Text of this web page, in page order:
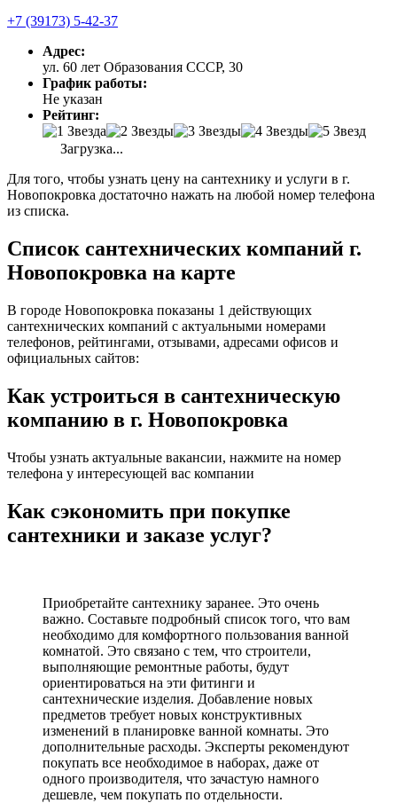
+7 (39173) 5-42-37
Адрес:
ул. 60 лет Образования СССР, 30
График работы:
Не указан
Рейтинг:
Загрузка...
Для того, чтобы узнать цену на сантехнику и услуги в г.
Новопокровка достаточно нажать на любой номер телефона
из списка.
Список сантехнических компаний г.
Новопокровка на карте
В городе Новопокровка показаны 1 действующих
сантехнических компаний с актуальными номерами
телефонов, рейтингами, отзывами, адресами офисов и
официальных сайтов:
Как устроиться в сантехническую
компанию в г. Новопокровка
Чтобы узнать актуальные вакансии, нажмите на номер
телефона у интересующей вас компании
Как сэкономить при покупке
сантехники и заказе услуг?
Приобретайте сантехнику заранее. Это очень
важно. Составьте подробный список того, что вам
необходимо для комфортного пользования ванной
комнатой. Это связано с тем, что строители,
выполняющие ремонтные работы, будут
ориентироваться на эти фитинги и
сантехнические изделия. Добавление новых
предметов требует новых конструктивных
изменений в планировке ванной комнаты. Это
дополнительные расходы. Эксперты рекомендуют
покупать все необходимое в наборах, даже от
одного производителя, что зачастую намного
дешевле, чем покупать по отдельности.